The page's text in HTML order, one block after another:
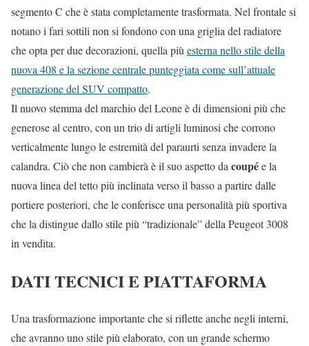
segmento C che è stata completamente trasformata. Nel frontale si
notano i fari sottili non si fondono con una griglia del radiatore
che opta per due decorazioni, quella più esterna nello stile della
nuova 408 e la sezione centrale punteggiata come sull’attuale
generazione del SUV compatto.
Il nuovo stemma del marchio del Leone è di dimensioni più che
generose al centro, con un trio di artigli luminosi che corrono
verticalmente lungo le estremità del paraurti senza invadere la
calandra. Ciò che non cambierà è il suo aspetto da coupée la
nuova linea del tetto più inclinata verso il basso a partire dalle
portiere posteriori, che le conferisce una personalità più sportiva
che la distingue dallo stile più “tradizionale” della Peugeot 3008
in vendita.
DATI TECNICI E PIATTAFORMA
Una trasformazione importante che si riflette anche negli interni,
che avranno uno stile più elaborato, con un grande schermo